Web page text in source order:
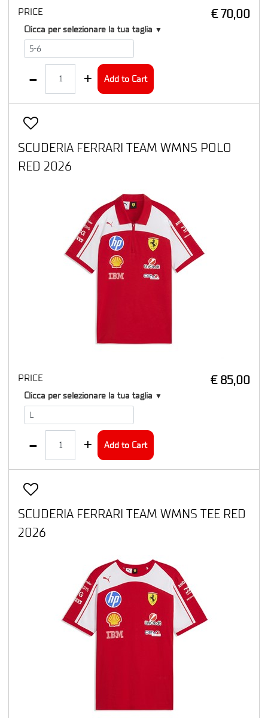
PRICE € 70,00
T2
Clicca per selezionare la tua taglia ▼
Add to Cart
SCUDERIA FERRARI TEAM WMNS POLO
RED 2026
PRICE € 85,00
T1
Clicca per selezionare la tua taglia ▼
Add to Cart
SCUDERIA FERRARI TEAM WMNS TEE RED
2026